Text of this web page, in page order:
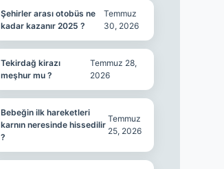
Şehirler arası otobüs ne
kadar kazanır 2025 ?
Temmuz
30, 2026
Tekirdağ kirazı
meşhur mu ?
Temmuz 28,
2026
Bebeğin ilk hareketleri
karnın neresinde hissedilir
?
Temmuz
25, 2026